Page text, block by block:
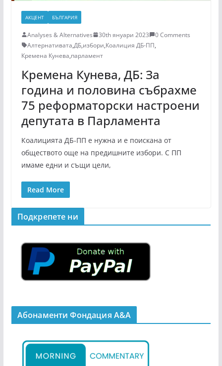
АКЦЕНТ БЪЛГАРИЯ
Analyses & Alternatives 30th януари 2023
0 Comments
Алтернативата,ДБ,избори,Коалиция ДБ-ПП,
Кремена Кунева,парламент
Кремена Кунева, ДБ: За
година и половина събрахме
75 реформаторски настроени
депутата в Парламента
Коалицията ДБ-ПП е нужна и е поискана от
обществото още на предишните избори. С ПП
имаме едни и същи цели,
Read More
Подкрепeте ни
Абонаменти Фондация А&A